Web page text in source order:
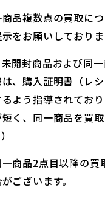
品複数点の買取につ
をお願いしておりま
開封商品および同
、購入証明書（レ
よう指導されてお
く、同一商品を買
商品2点目以降の買
ございます。